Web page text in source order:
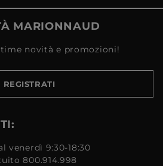
MARIONNAUD
novità e promozioni!
REGISTRATI
venerdì 9:30-18:30
800.914.998